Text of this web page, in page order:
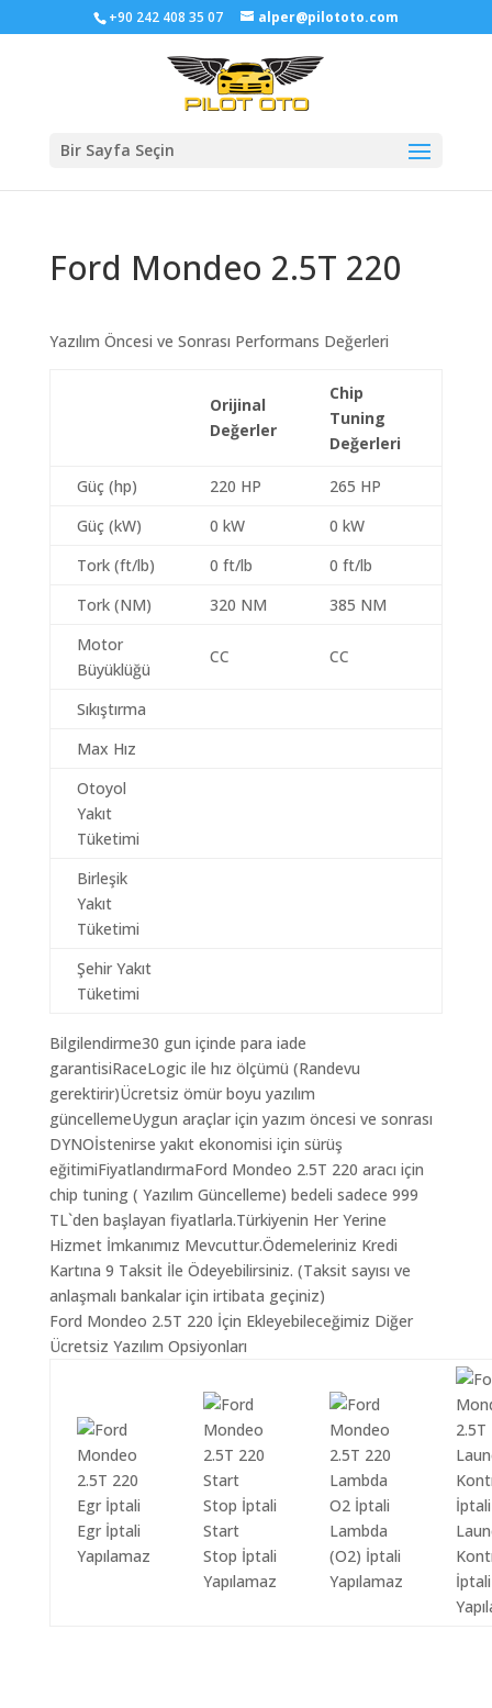
+90 242 408 35 07 alper@pilototo.com
Bir Sayfa Seçin
Ford Mondeo 2.5T 220
Yazılım Öncesi ve Sonrası Performans Değerleri
Orijinal
Değerler
Chip
Tuning
Değerleri
Güç (hp) 220 HP
265 HP
Güç (kW)
0 kW
0 kW
Tork (ft/lb)
0 ft/lb
0 ft/lb
Tork (NM)
320 NM
385 NM
Motor
Büyüklüğü
CC CC
Sıkıştırma
Max Hız
Otoyol
Yakıt
Tüketimi
Birleşik
Yakıt
Tüketimi
Şehir Yakıt
Tüketimi
Bilgilendirme30 gun içinde para iade
garantisiRaceLogic ile hız ölçümü (Randevu
gerektirir)Ücretsiz ömür boyu yazılım
güncellemeUygun araçlar için yazım öncesi ve sonrası
DYNOİstenirse yakıt ekonomisi için sürüş
eğitimiFiyatlandırmaFord Mondeo 2.5T 220 aracı için
chip tuning ( Yazılım Güncelleme) bedeli sadece 999
TL`den başlayan fiyatlarla.Türkiyenin Her Yerine
Hizmet İmkanımız Mevcuttur.Ödemeleriniz Kredi
Kartına 9 Taksit İle Ödeyebilirsiniz. (Taksit sayısı ve
anlaşmalı bankalar için irtibata geçiniz)
Ford Mondeo 2.5T 220 İçin Ekleyebileceğimiz Diğer
Ücretsiz Yazılım Opsiyonları
Egr İptali
Yapılamaz
Start
Stop İptali
Yapılamaz
Lambda
(O2) İptali
Yapılamaz
İptali